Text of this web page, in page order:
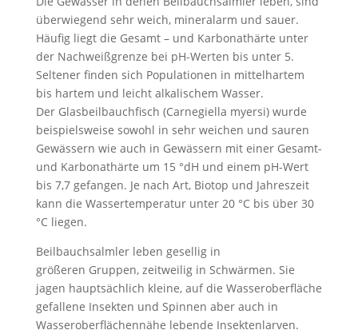
überwiegend sehr weich, mineralarm und sauer.
Häufig liegt die Gesamt – und Karbonathärte unter
der Nachweißgrenze bei pH-Werten bis unter 5.
Seltener finden sich Populationen in mittelhartem
bis hartem und leicht alkalischem Wasser.
Der Glasbeilbauchfisch (Carnegiella myersi) wurde
beispielsweise sowohl in sehr weichen und sauren
Gewässern wie auch in Gewässern mit einer Gesamt-
und Karbonathärte um 15 °dH und einem pH-Wert
bis 7,7 gefangen. Je nach Art, Biotop und Jahreszeit
kann die Wassertemperatur unter 20 °C bis über 30
°C liegen.
Beilbauchsalmler leben gesellig in
größeren Gruppen, zeitweilig in Schwärmen. Sie
jagen hauptsächlich kleine, auf die Wasseroberfläche
gefallene Insekten und Spinnen aber auch in
Wasseroberflächennähe lebende Insektenlarven.